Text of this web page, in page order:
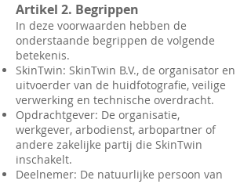
Artikel 2. Begrippen
In deze voorwaarden hebben de
onderstaande begrippen de volgende
betekenis.
SkinTwin: SkinTwin B.V., de organisator en
uitvoerder van de huidfotografie, veilige
verwerking en technische overdracht.
Opdrachtgever: De organisatie,
werkgever, arbodienst, arbopartner of
andere zakelijke partij die SkinTwin
inschakelt.
Deelnemer: De natuurlijke persoon van